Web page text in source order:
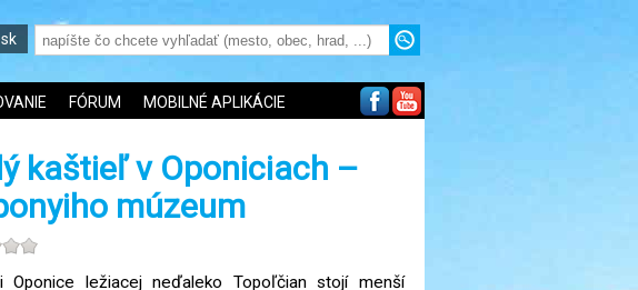
sk
FÓRUM MOBILNÉ APLIKÁCIE
kaštieľ v Oponiciach –
múzeum
Oponice ležiacej neďaleko Topoľčian stojí menší